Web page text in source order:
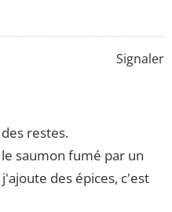
Signaler
restes.
saumon fumé par un
des épices, c'est